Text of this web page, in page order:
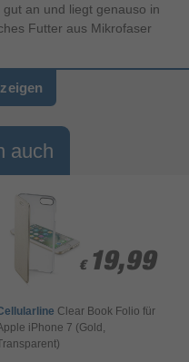
an und liegt genauso in
Futter aus Mikrofaser
Kamera­steuerung, um
und Streichen zu
am iPhone 17 Pro
iPhone beim Laden
Ladegerät an oder leg
Ladegerät.
durchläuft es im Laufe des
sondern ist auch dafür
bei Stürzen zu schützen.
auch
€ 19,99
€ 19,99
Clear Book Folio für
iPhone 7 (Gold,